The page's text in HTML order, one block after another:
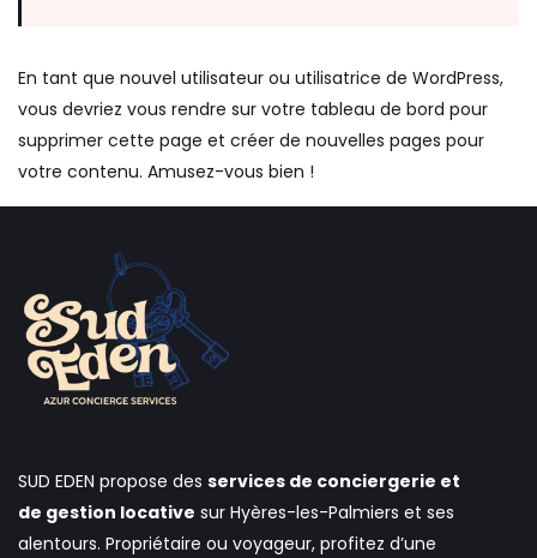
En tant que nouvel utilisateur ou utilisatrice de WordPress,
vous devriez vous rendre sur votre tableau de bord pour
supprimer cette page et créer de nouvelles pages pour
votre contenu. Amusez-vous bien !
SUD EDEN propose des services de conciergerie et
de gestion locative sur Hyères-les-Palmiers et ses
alentours. Propriétaire ou voyageur, profitez d’une